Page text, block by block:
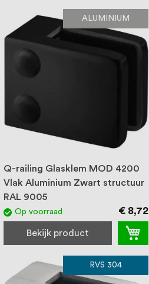
ALUMINIUM
Q-railing Glasklem MOD 4200
Vlak Aluminium Zwart structuur
RAL 9005
Op voorraad € 8,72
Bekijk product
RVS 304